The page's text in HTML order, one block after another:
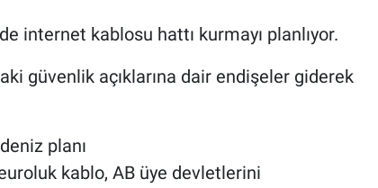
internet kablosu hattı kurmayı planlıyor.
güvenlik açıklarına dair endişeler giderek
planı
kablo, AB üye devletlerini